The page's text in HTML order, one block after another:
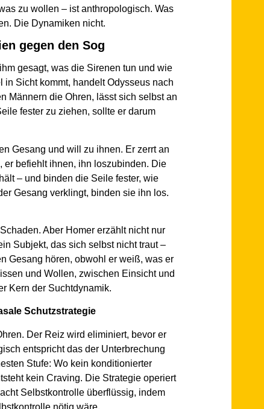
zu wollen – ist anthropologisch. Was
Die Dynamiken nicht.
gegen den Sog
gesagt, was die Sirenen tun und wie
Sicht kommt, handelt Odysseus nach
Männern die Ohren, lässt sich selbst an
fester zu ziehen, sollte er darum
Gesang und will zu ihnen. Er zerrt an
er befiehlt ihnen, ihn loszubinden. Die
– und binden die Seile fester, wie
Gesang verklingt, binden sie ihn los.
Aber Homer erzählt nicht nur
Subjekt, das sich selbst nicht traut –
Gesang hören, obwohl er weiß, was er
und Wollen, zwischen Einsicht und
Kern der Suchtdynamik.
Schutzstrategie
Der Reiz wird eliminiert, bevor er
entspricht das der Unterbrechung
Stufe: Wo kein konditionierter
kein Craving. Die Strategie operiert
Selbstkontrolle überflüssig, indem
nötig wäre.